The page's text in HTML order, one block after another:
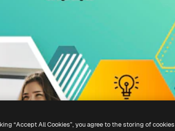
“Accept All Cookies”, you agree to the storing of